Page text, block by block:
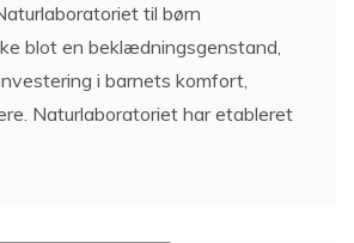
til børn
blot en beklædningsgenstand,
i barnets komfort,
Naturlaboratoriet har etableret